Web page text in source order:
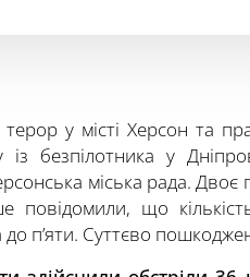
у місті Херсон та
безпілотника у
міська рада. Двоє
повідомили, що
п’яти. Суттєво